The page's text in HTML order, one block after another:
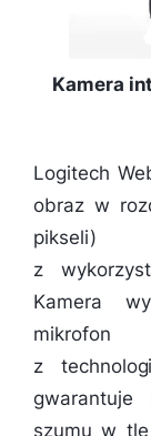
Kamera
Logitech
obraz w
pikseli)
z
Kamera
mikrofon
z
szumu w